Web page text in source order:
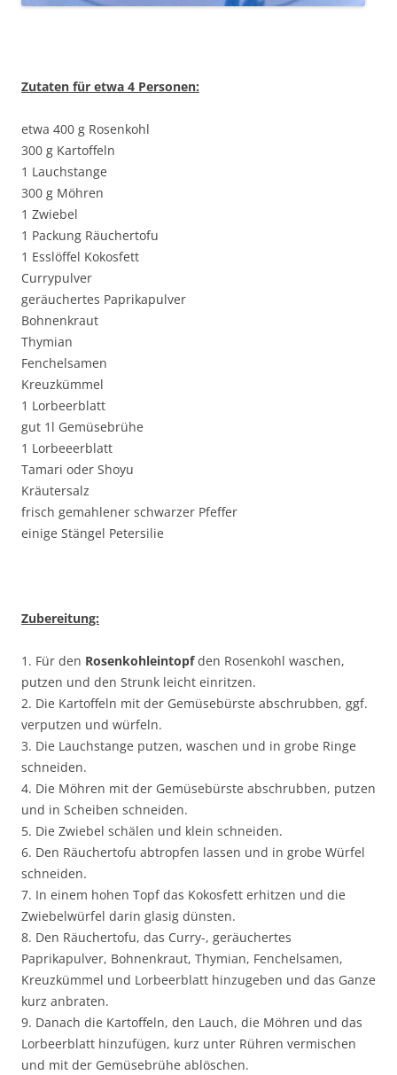
Zutaten für etwa 4 Personen:
etwa 400 g Rosenkohl
300 g Kartoffeln
1 Lauchstange
300 g Möhren
1 Zwiebel
1 Packung Räuchertofu
1 Esslöffel Kokosfett
Currypulver
geräuchertes Paprikapulver
Bohnenkraut
Thymian
Fenchelsamen
Kreuzkümmel
1 Lorbeerblatt
gut 1l Gemüsebrühe
1 Lorbeeerblatt
Tamari oder Shoyu
Kräutersalz
frisch gemahlener schwarzer Pfeffer
einige Stängel Petersilie
Zubereitung:
1. Für den Rosenkohleintopfden Rosenkohl waschen,
putzen und den Strunk leicht einritzen.
2. Die Kartoffeln mit der Gemüsebürste abschrubben, ggf.
verputzen und würfeln.
3. Die Lauchstange putzen, waschen und in grobe Ringe
schneiden.
4. Die Möhren mit der Gemüsebürste abschrubben, putzen
und in Scheiben schneiden.
5. Die Zwiebel schälen und klein schneiden.
6. Den Räuchertofu abtropfen lassen und in grobe Würfel
schneiden.
7. In einem hohen Topf das Kokosfett erhitzen und die
Zwiebelwürfel darin glasig dünsten.
8. Den Räuchertofu, das Curry-, geräuchertes
Paprikapulver, Bohnenkraut, Thymian, Fenchelsamen,
Kreuzkümmel und Lorbeerblatt hinzugeben und das Ganze
kurz anbraten.
9. Danach die Kartoffeln, den Lauch, die Möhren und das
Lorbeerblatt hinzufügen, kurz unter Rühren vermischen
und mit der Gemüsebrühe ablöschen.